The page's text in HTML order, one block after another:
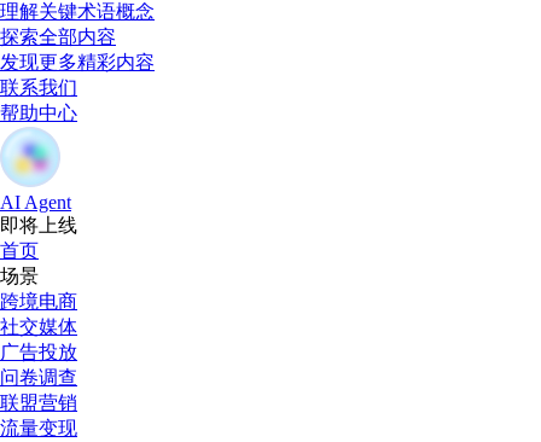
理解关键术语概念
探索全部内容
发现更多精彩内容
联系我们
帮助中心
AI Agent
即将上线
首页
场景
跨境电商
社交媒体
广告投放
问卷调查
联盟营销
流量变现